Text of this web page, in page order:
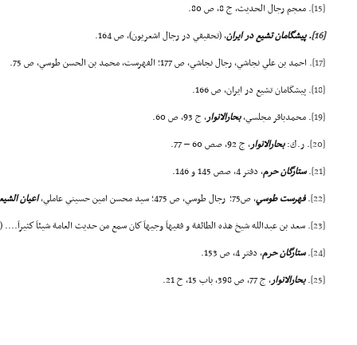
[15]
. معجم رجال الحديث، ج 8، ص 80.
[16]
. پيشگامان تشيع در ايران، (تحقيقي در رجال اشعريون)، ص 164.
[17]
. احمد بن علي نجاشي، رجال نجاشي، ص 177؛ الفهرست، محمد بن الحسن طوسي، ص 75.
[18]
. پيشگامان تشيع در ايران، ص 166.
[19]
. محمدباقر مجلسي،بحارالانوار، ج 93، ص 60.
[20]
. ر.ك:بحارالانوار، ج 92، صص 60 – 77.
[21]
.ستارگان حرم، دفتر 4، صص 145 و 146.
[22]
.فهرست طوسي، ص75؛ رجال طوسي، ص 475؛ سيد محسن امين حسيني عاملي، اعيان
[23]
. سعد بن عبدالله شيخ هذه الطائفة و فقيهاَ وجيهاَ كان سمع من حديث العامة شيئاَ كثيراَ....
[24]
.ستارگان حرم، دفتر 4، ص 153.
[25]
.بحارالانوار، ج 77، ص 398، باب 15، ح 21.